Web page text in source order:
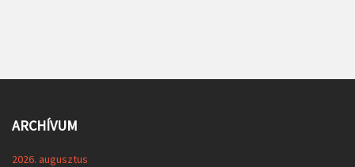
ARCHÍVUM
2026. augusztus